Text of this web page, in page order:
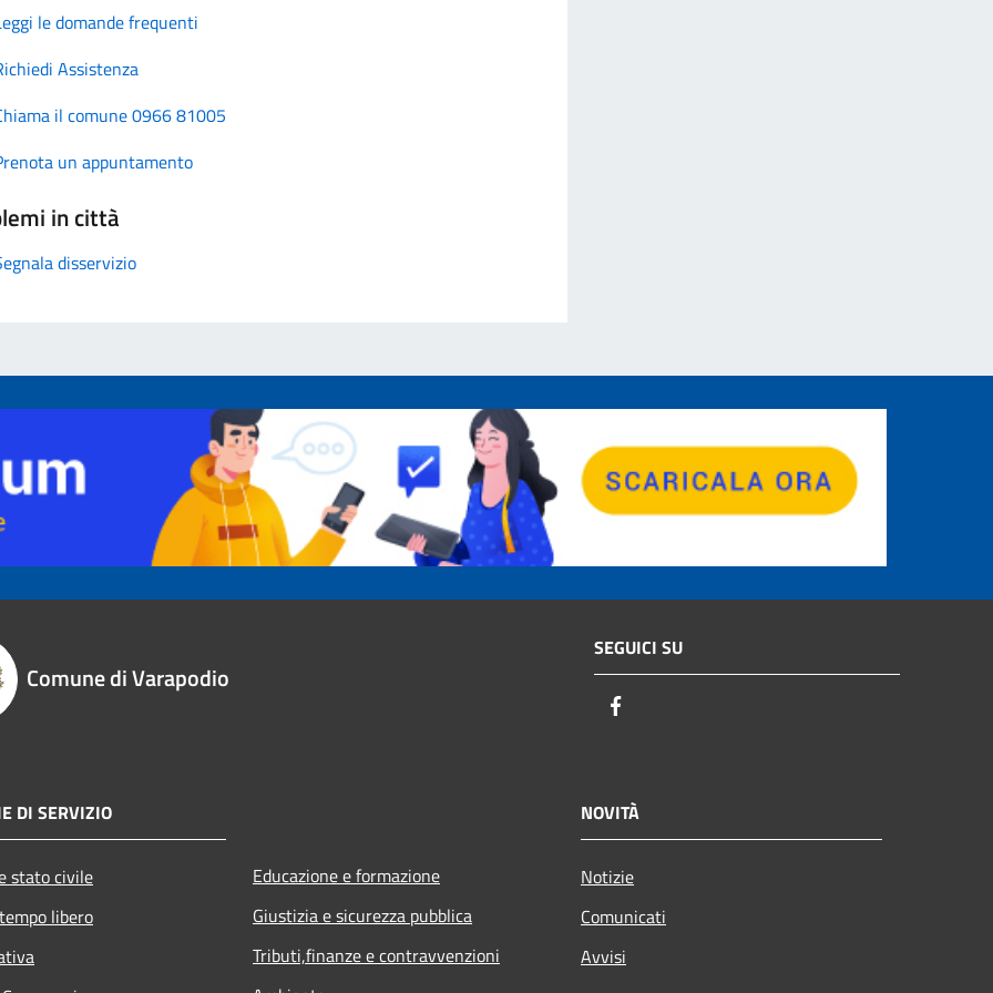
le domande frequenti
Assistenza
il comune 0966 81005
un appuntamento
in città
disservizio
Comune di Varapodio
SEGUICI SU
DI SERVIZIO
stato civile
libero
Educazione e formazione
Giustizia e sicurezza pubblica
Tributi,finanze e contravvenzioni
NOVITÀ
Notizie
Comunicati
Avvisi